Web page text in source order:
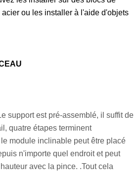
acier ou les installer à l'aide d'objets
support est pré-assemblé, il suffit de
quatre étapes terminent
module inclinable peut être placé
n'importe quel endroit et peut
avec la pince. .Tout cela